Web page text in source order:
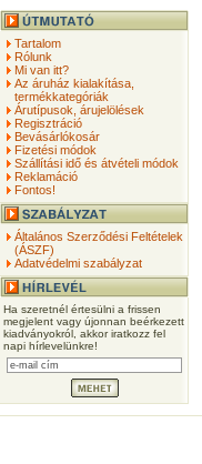
Tartalom
Rólunk
Mi van itt?
Az áruház kialakítása,
termékkategóriák
Árutípusok, árujelölések
Regisztráció
Bevásárlókosár
Fizetési módok
Szállítási idő és átvételi módok
Reklamáció
Fontos!
Általános Szerződési Feltételek
(ÁSZF)
Adatvédelmi szabályzat
Ha szeretnél értesülni a frissen
megjelent vagy újonnan beérkezett
kiadványokról, akkor iratkozz fel
napi hírlevelünkre!